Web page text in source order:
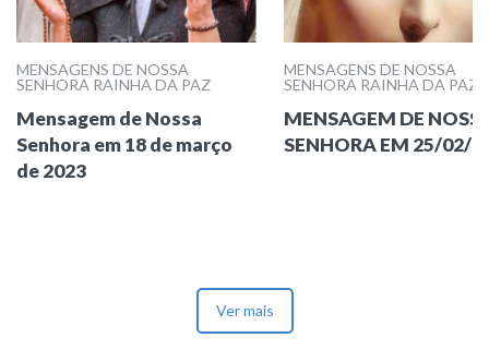
MENSAGENS DE NOSSA
SENHORA RAINHA DA PAZ
Mensagem de Nossa
Senhora em 18 de março
de 2023
MENSAGENS DE NOSSA
SENHORA RAINHA DA PAZ
MENSAGEM DE
SENHORA EM 25/02/
Ver mais